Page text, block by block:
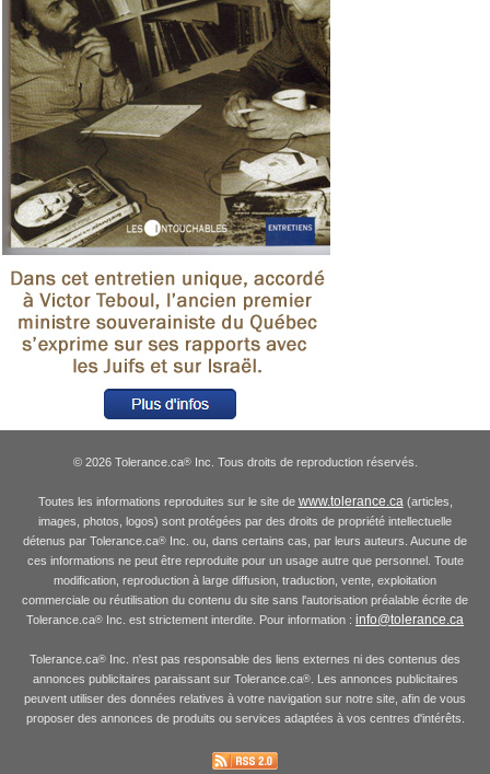
© 2026 Tolerance.ca®Inc. Tous droits de reproduction réservés.
Toutes les informations reproduites sur le site de www.tolerance.ca (articles,
images, photos, logos) sont protégées par des droits de propriété intellectuelle
détenus par Tolerance.ca® Inc. ou, dans certains cas, par leurs auteurs. Aucune de
ces informations ne peut être reproduite pour un usage autre que personnel. Toute
modification, reproduction à large diffusion, traduction, vente, exploitation
commerciale ou réutilisation du contenu du site sans l'autorisation préalable écrite de
Tolerance.ca® Inc. est strictement interdite. Pour information : info@tolerance.ca
Tolerance.ca® Inc. n'est pas responsable des liens externes ni des contenus des
annonces publicitaires paraissant sur Tolerance.ca®. Les annonces publicitaires
peuvent utiliser des données relatives à votre navigation sur notre site, afin de vous
proposer des annonces de produits ou services adaptées à vos centres d'intérêts.